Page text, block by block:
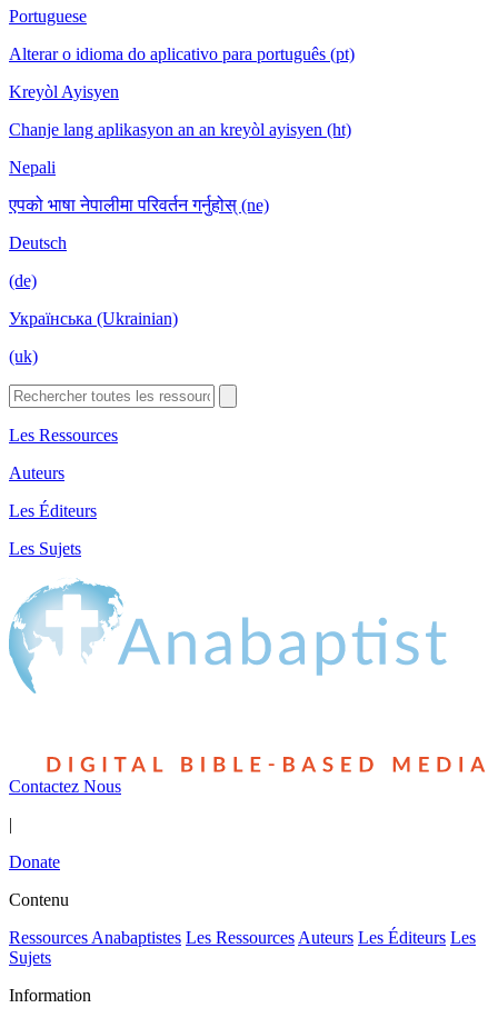
Portuguese
Alterar o idioma do aplicativo para português (pt)
Kreyòl Ayisyen
Chanje lang aplikasyon an an kreyòl ayisyen (ht)
Nepali
एपको भाषा नेपालीमा परिवर्तन गर्नुहोस् (ne)
Deutsch
(de)
Українська (Ukrainian)
(uk)
Les Ressources
Auteurs
Les Éditeurs
Les Sujets
Contactez Nous
|
Donate
Contenu
Ressources Anabaptistes Les Ressources Auteurs Les Éditeurs Les
Sujets
Information